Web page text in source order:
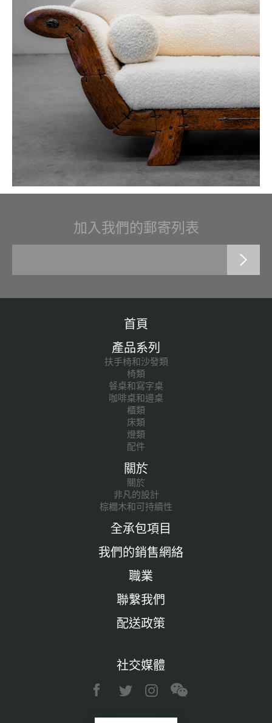
加入我們的郵寄列表
首頁
產品系列
扶手椅和沙發類
椅類
餐桌和寫字桌
咖啡桌和邊桌
櫃類
床類
燈類
配件
關於
關於
非凡的設計
棕櫚木和可持續性
全承包項目
我們的銷售網絡
職業
聯繫我們
配送政策
社交媒體